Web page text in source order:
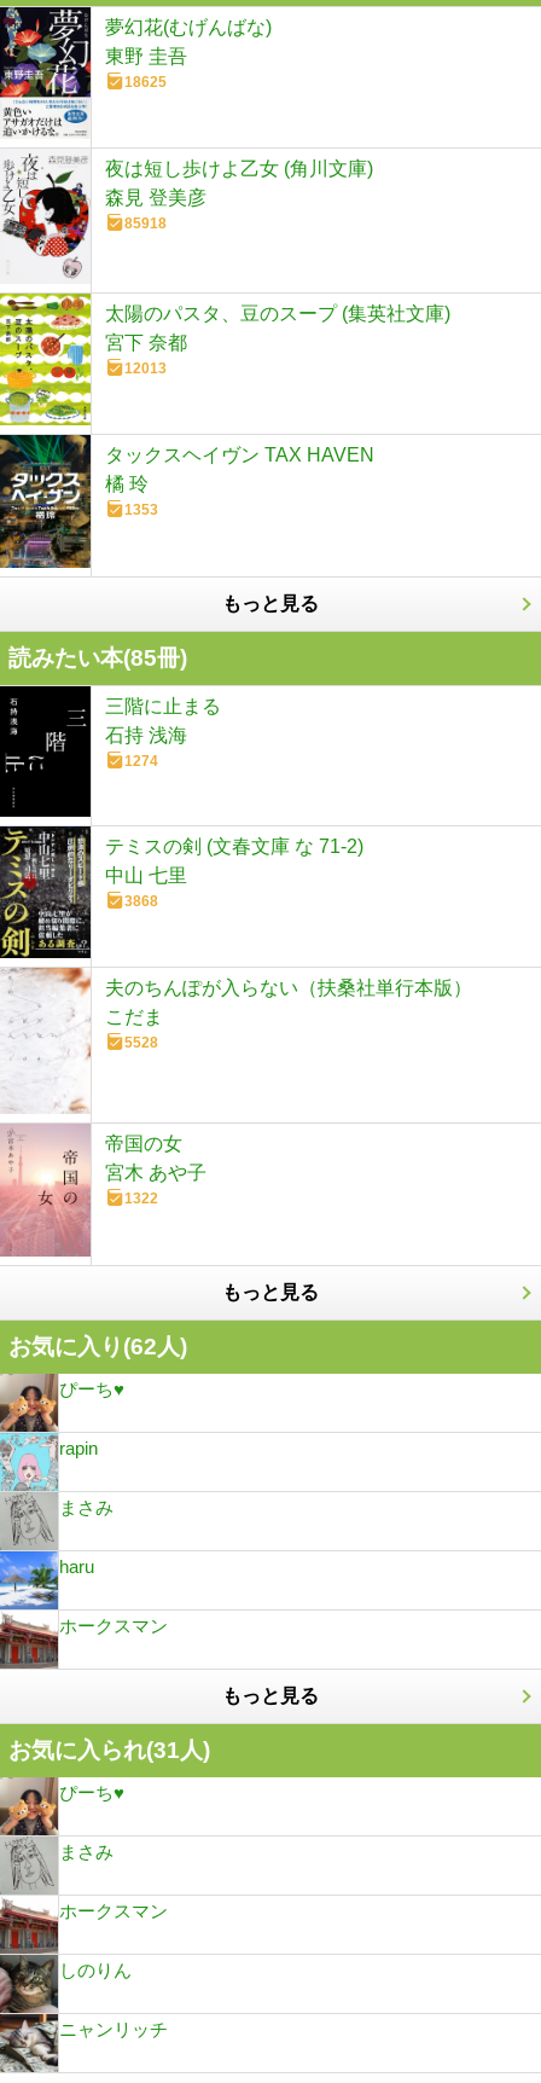
夢幻花(むげんばな)
東野 圭吾
18625
夜は短し歩けよ乙女 (角川文庫)
森見 登美彦
85918
太陽のパスタ、豆のスープ (集英社文庫)
宮下 奈都
12013
タックスヘイヴン TAX HAVEN
橘 玲
1353
もっと見る
読みたい本(85冊)
三階に止まる
石持 浅海
1274
テミスの剣 (文春文庫 な 71-2)
中山 七里
3868
夫のちんぽが入らない（扶桑社単行本版）
こだま
5528
帝国の女
宮木 あや子
1322
もっと見る
お気に入り(62人)
ぴーち♥
rapin
まさみ
haru
ホークスマン
もっと見る
お気に入られ(31人)
ぴーち♥
まさみ
ホークスマン
しのりん
ニャンリッチ